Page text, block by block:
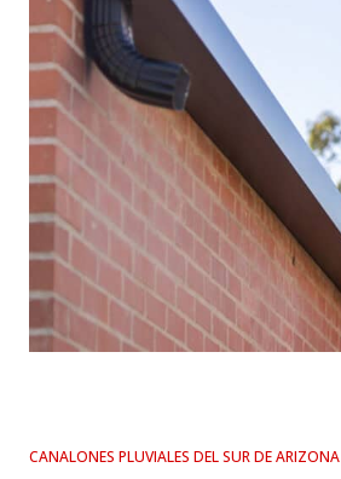
CANALONES PLUVIALES DEL SUR DE ARIZONA